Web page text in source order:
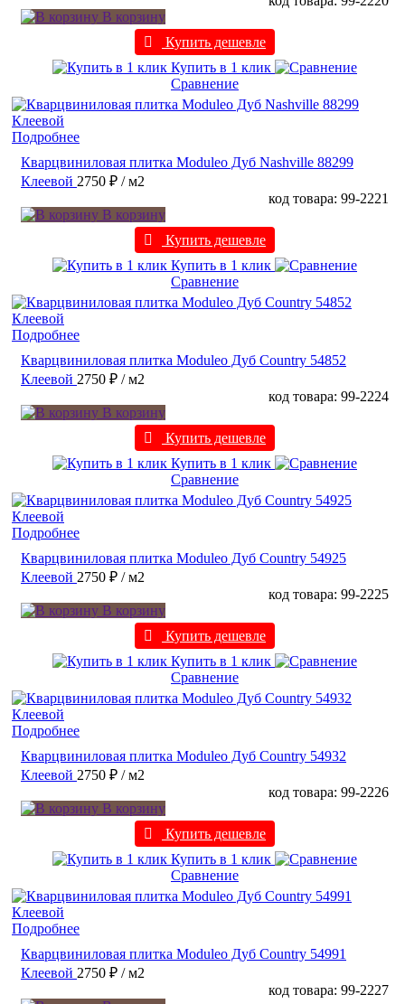
В корзину
Купить дешевле
Купить в 1 клик
Сравнение
Подробнее
Кварцвиниловая плитка Moduleo Дуб Nashville 88299
Клеевой 2750 ₽ / м2
код товара: 99-2221
В корзину
Купить дешевле
Купить в 1 клик
Сравнение
Подробнее
Кварцвиниловая плитка Moduleo Дуб Country 54852
Клеевой 2750 ₽ / м2
код товара: 99-2224
В корзину
Купить дешевле
Купить в 1 клик
Сравнение
Подробнее
Кварцвиниловая плитка Moduleo Дуб Country 54925
Клеевой 2750 ₽ / м2
код товара: 99-2225
В корзину
Купить дешевле
Купить в 1 клик
Сравнение
Подробнее
Кварцвиниловая плитка Moduleo Дуб Country 54932
Клеевой 2750 ₽ / м2
код товара: 99-2226
В корзину
Купить дешевле
Купить в 1 клик
Сравнение
Подробнее
Кварцвиниловая плитка Moduleo Дуб Country 54991
Клеевой 2750 ₽ / м2
код товара: 99-2227